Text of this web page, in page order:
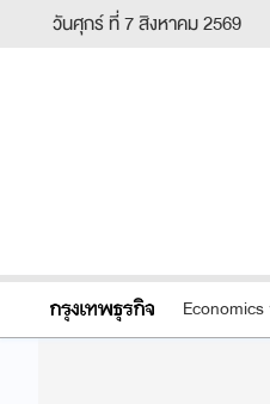
วันศุกร์ ที่ 7 สิงหาคม 2569
Economics